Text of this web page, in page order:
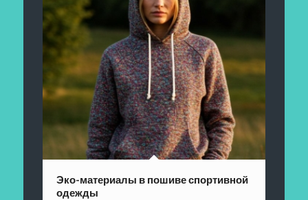
Эко-материалы в пошиве спортивной
одежды